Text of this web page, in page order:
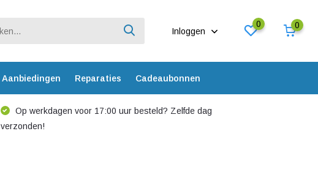
Inloggen
0 0
Aanbiedingen Reparaties Cadeaubonnen
Op werkdagen voor 17:00 uur besteld? Zelfde dag
verzonden!